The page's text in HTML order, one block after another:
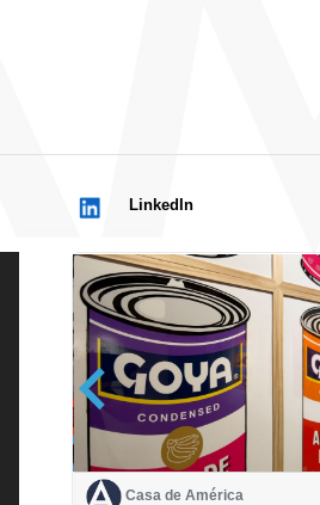
LinkedIn
Casa de América